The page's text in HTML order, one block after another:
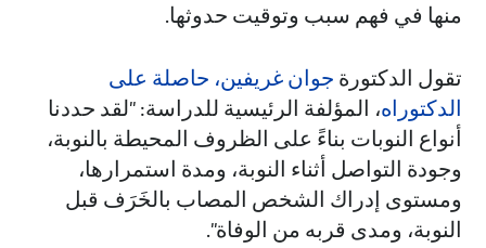
منها في فهم سبب وتوقيت حدوثها.
تقول الدكتورة جوان غريفين، حاصلة على
الدكتوراه، المؤلفة الرئيسية للدراسة: "لقد حددنا
أنواع النوبات بناءً على الظروف المحيطة بالنوبة،
وجودة التواصل أثناء النوبة، ومدة استمرارها،
ومستوى إدراك الشخص المصاب بالخَرَف قبل
النوبة، ومدى قربه من الوفاة".